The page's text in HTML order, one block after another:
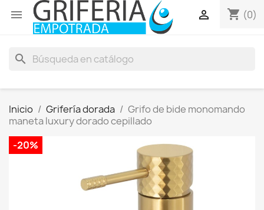
 shopping_cart (0)

search
Inicio Grifería dorada
Grifo de bide monomando
maneta luxury dorado cepillado
-20%